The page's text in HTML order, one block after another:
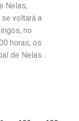
Nelas,
voltará a
no
horas, os
de Nelas…